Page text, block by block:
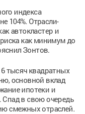
индекса
104%. Отрасли-
автокластер и
как минимум до
Зонтов.
тысяч квадратных
основной вклад
ипотеки и
Спад в свою очередь
смежных отраслей.